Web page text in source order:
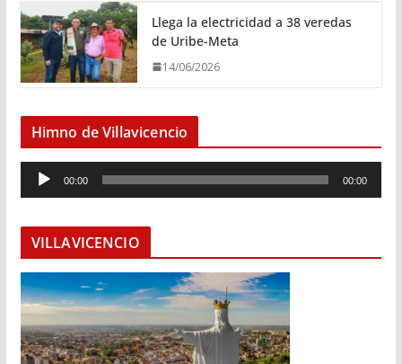
Llega la electricidad a 38 veredas
de Uribe-Meta
14/06/2026
Himno de Villavicencio
e
o
d
u
c
t
00:00 00:00
VILLAVICENCIO